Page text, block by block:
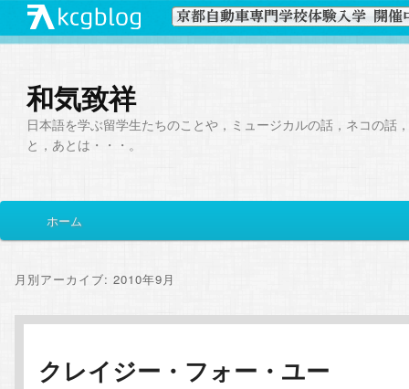
和気致祥
日本語を学ぶ留学生たちのことや，ミュージカルの話，ネコの話
と，あとは・・・。
イ
メ
ン
サ
コ
ホーム
月別アーカイブ:2010年9月
クレイジー・フォー・ユー